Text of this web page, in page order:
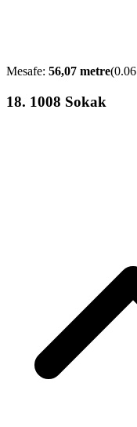
Mesafe: 56,07 metre(0.06
18. 1008 Sokak